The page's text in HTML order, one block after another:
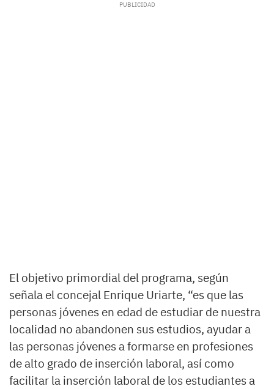
El objetivo primordial del programa, según
señala el concejal Enrique Uriarte, “es que las
personas jóvenes en edad de estudiar de nuestra
localidad no abandonen sus estudios, ayudar a
las personas jóvenes a formarse en profesiones
de alto grado de inserción laboral, así como
facilitar la inserción laboral de los estudiantes a